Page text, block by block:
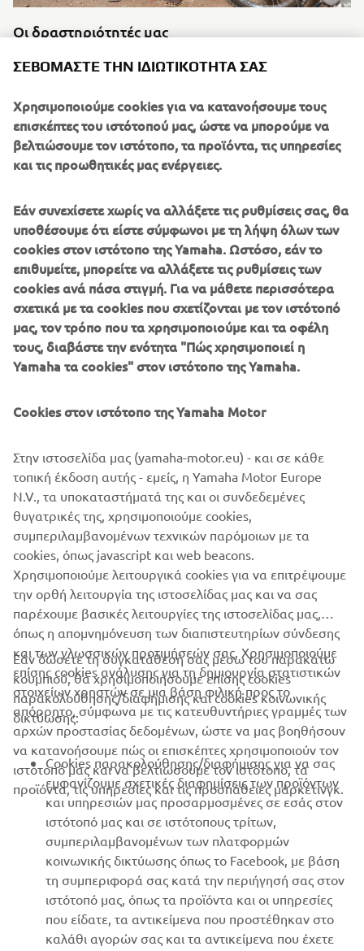
Οι δραστηριότητές μας
#MyYamahaStory
Διαβάστε περισσότερα
©Yamaha Motor Europe N.V. / Yamaha Motor Co., Ltd.
δεν επιτρέπεται να χρησιμοποιηθούν για εμπορικούς ή μη
εμπορικούς σκοπούς χωρίς τη ρητή γραπτή συγκατάθεση
της Yamaha Motor Europe N.V. ή/και της Yamaha Motor
Co., Ltd.
Πάντα, να οδηγείτε με ασφάλεια και να τηρείτε τους
κανόνες οδικής κυκλοφορίας.
ΕΤΑΙΡΕΊΑ
B2B
ΠΕΡΙΣΣΌΤΕΡΑ YAMAHA
SUPPORT
ΕΝΗΜΕΡΩΤΙΚΟ ΔΕΛΤΙΟ
Γίνετε ο πρώτος που θα μάθετε για τις τελευταίες προσφορές, τις
ειδικές εκδηλώσεις, τις νέες κυκλοφορίες και πολλά άλλα
ΣΕΒΌΜΑΣΤΕ ΤΗΝ ΙΔΙΩΤΙΚΌΤΗΤΆ ΣΑΣ
Χρησιμοποιούμε cookies για να κατανοήσουμε τους
επισκέπτες του ιστότοπού μας, ώστε να μπορούμε να
βελτιώσουμε τον ιστότοπο, τα προϊόντα, τις υπηρεσίες
και τις προωθητικές μας ενέργειες.
Εάν συνεχίσετε χωρίς να αλλάξετε τις ρυθμίσεις σας, θα
υποθέσουμε ότι είστε σύμφωνοι με τη λήψη όλων των
cookies στον ιστότοπο της Yamaha. Ωστόσο, εάν το
επιθυμείτε, μπορείτε να αλλάξετε τις ρυθμίσεις των
cookies ανά πάσα στιγμή. Για να μάθετε περισσότερα
σχετικά με τα cookies που σχετίζονται με τον ιστότοπό
μας, τον τρόπο που τα χρησιμοποιούμε και τα οφέλη
τους, διαβάστε την ενότητα "Πώς χρησιμοποιεί η
Yamaha τα cookies" στον ιστότοπο της Yamaha.
Cookies στον ιστότοπο της Yamaha Motor
Στην ιστοσελίδα μας (yamaha-motor.eu) - και σε κάθε
τοπική έκδοση αυτής - εμείς, η Yamaha Motor Europe
N.V., τα υποκαταστήματά της και οι συνδεδεμένες
θυγατρικές της, χρησιμοποιούμε cookies,
συμπεριλαμβανομένων τεχνικών παρόμοιων με τα
cookies, όπως javascript και web beacons.
Χρησιμοποιούμε λειτουργικά cookies για να επιτρέψουμε
την ορθή λειτουργία της ιστοσελίδας μας και να σας
παρέχουμε βασικές λειτουργίες της ιστοσελίδας μας,
όπως η απομνημόνευση των διαπιστευτηρίων σύνδεσης
και των γλωσσικών προτιμήσεών σας. Χρησιμοποιούμε
επίσης cookies ανάλυσης για τη δημιουργία στατιστικών
στοιχείων χρηστών σε μια βάση φιλική προς το
απόρρητο, σύμφωνα με τις κατευθυντήριες γραμμές των
αρχών προστασίας δεδομένων, ώστε να μας βοηθήσουν
να κατανοήσουμε πώς οι επισκέπτες χρησιμοποιούν τον
ιστότοπό μας και να βελτιώσουμε τον ιστότοπο, τα
προϊόντα, τις υπηρεσίες και τις προσπάθειες μάρκετινγκ.
Εάν δώσετε τη συγκατάθεσή σας μέσω του παρακάτω
κουμπιού, θα χρησιμοποιήσουμε επίσης cookies
παρακολούθησης/διαφήμισης και cookies κοινωνικής
δικτύωσης:
Cookies παρακολούθησης/διαφήμισης για να σας
εμφανίζουμε σχετικές διαφημίσεις των προϊόντων
και υπηρεσιών μας προσαρμοσμένες σε εσάς στον
ιστότοπό μας και σε ιστότοπους τρίτων,
συμπεριλαμβανομένων των πλατφορμών
κοινωνικής δικτύωσης όπως το Facebook, με βάση
τη συμπεριφορά σας κατά την περιήγησή σας στον
ιστότοπό μας, όπως τα προϊόντα και οι υπηρεσίες
που είδατε, τα αντικείμενα που προστέθηκαν στο
καλάθι αγορών σας και τα αντικείμενα που έχετε